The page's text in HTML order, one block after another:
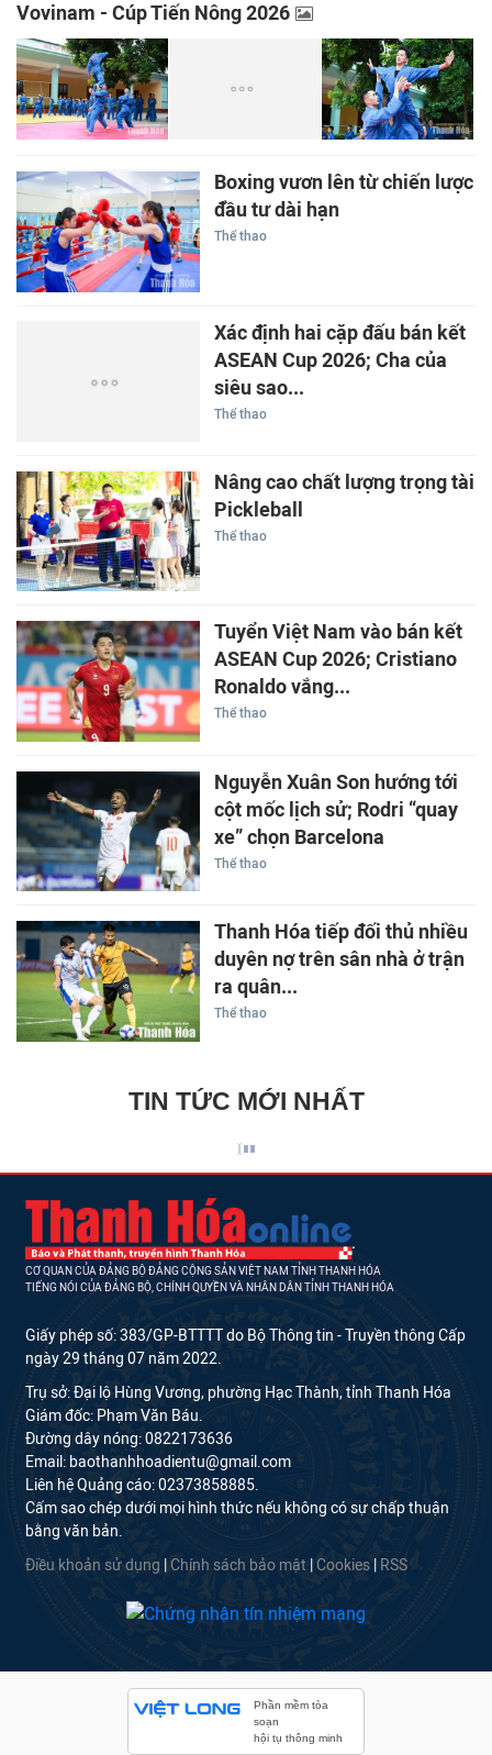
Vovinam - Cúp Tiến Nông 2026
Boxing vươn lên từ chiến lược
đầu tư dài hạn
Thể thao
Xác định hai cặp đấu bán kết
ASEAN Cup 2026; Cha của
siêu sao...
Thể thao
Nâng cao chất lượng trọng tài
Pickleball
Thể thao
Tuyển Việt Nam vào bán kết
ASEAN Cup 2026; Cristiano
Ronaldo vắng...
Thể thao
Nguyễn Xuân Son hướng tới
cột mốc lịch sử; Rodri “quay
xe” chọn Barcelona
Thể thao
Thanh Hóa tiếp đối thủ nhiều
duyên nợ trên sân nhà ở trận
ra quân...
Thể thao
TIN TỨC MỚI NHẤT
CƠ QUAN CỦA ĐẢNG BỘ ĐẢNG CỘNG SẢN VIỆT NAM TỈNH THANH HÓA
TIẾNG NÓI CỦA ĐẢNG BỘ, CHÍNH QUYỀN VÀ NHÂN DÂN TỈNH THANH HÓA
Giấy phép số: 383/GP-BTTTT do Bộ Thông tin - Truyền thông Cấp
ngày 29 tháng 07 năm 2022.
Trụ sở: Đại lộ Hùng Vương, phường Hạc Thành, tỉnh Thanh Hóa
Giám đốc: Phạm Văn Báu.
Đường dây nóng: 0822173636
Email: baothanhhoadientu@gmail.com
Liên hệ Quảng cáo: 02373858885.
Cấm sao chép dưới mọi hình thức nếu không có sự chấp thuận
bằng văn bản.
Điều khoản sử dụng Chính sách bảo mật Cookies RSS
Phần mềm tòa
soạn
hội tụ thông minh